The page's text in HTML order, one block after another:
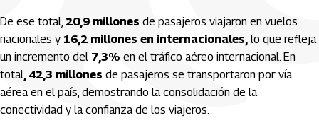
De ese total, 20,9 millones de pasajeros viajaron en vuelos
nacionales y 16,2 millones en internacionales, lo que refleja
un incremento del 7,3% en el tráfico aéreo internacional. En
total, 42,3 millones de pasajeros se transportaron por vía
aérea en el país, demostrando la consolidación de la
conectividad y la confianza de los viajeros.